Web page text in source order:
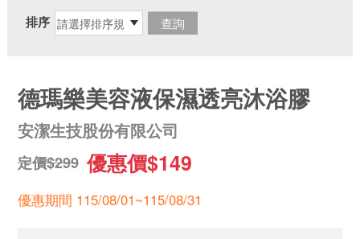
排序
德瑪樂美容液保濕透亮沐浴膠
安潔生技股份有限公司
定價$299 優惠價$149
優惠期間 115/08/01~115/08/31